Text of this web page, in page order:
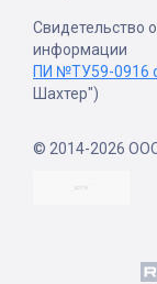
Свидетельство
информации
ПИ №ТУ59-0916
Шахтер")
© 2014-2026